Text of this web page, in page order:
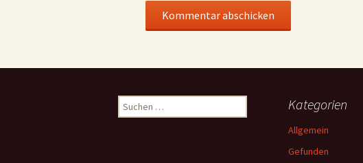
Suchen
nach:
Kategorien
Allgemein
Gefunden